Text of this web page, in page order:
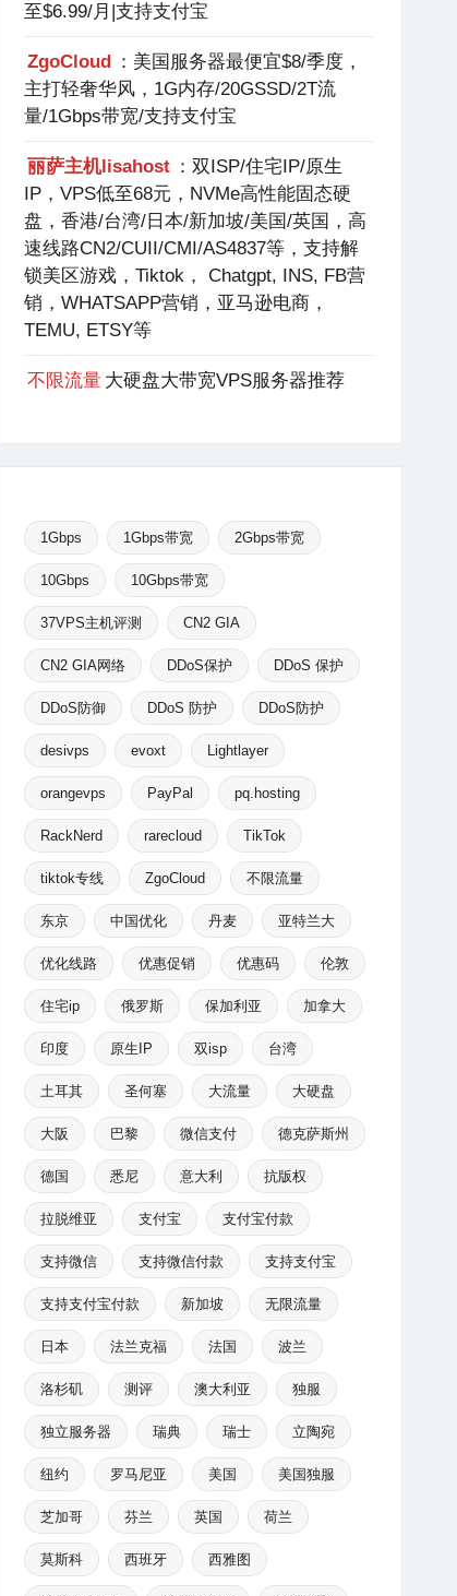
至$6.99/月|支持支付宝
ZgoCloud ：美国服务器最便宜$8/季度，
主打轻奢华风，1G内存/20GSSD/2T流
量/1Gbps带宽/支持支付宝
丽萨主机lisahost ：双ISP/住宅IP/原生
IP，VPS低至68元，NVMe高性能固态硬
盘，香港/台湾/日本/新加坡/美国/英国，高
速线路CN2/CUII/CMI/AS4837等，支持解
锁美区游戏，Tiktok， Chatgpt, INS, FB营
销，WHATSAPP营销，亚马逊电商，
TEMU, ETSY等
不限流量 大硬盘大带宽VPS服务器推荐
1Gbps 1Gbps带宽 2Gbps带宽
10Gbps 10Gbps带宽
37VPS主机评测 CN2 GIA
CN2 GIA网络 DDoS保护 DDoS 保护
DDoS防御 DDoS 防护 DDoS防护
desivps evoxt Lightlayer
orangevps PayPal pq.hosting
RackNerd rarecloud TikTok
tiktok专线 ZgoCloud 不限流量
东京 中国优化 丹麦 亚特兰大
优化线路 优惠促销 优惠码 伦敦
住宅ip 俄罗斯 保加利亚 加拿大
印度 原生IP 双isp 台湾
土耳其 圣何塞 大流量 大硬盘
大阪 巴黎 微信支付 德克萨斯州
德国 悉尼 意大利 抗版权
拉脱维亚 支付宝 支付宝付款
支持微信 支持微信付款 支持支付宝
支持支付宝付款 新加坡 无限流量
日本 法兰克福 法国 波兰
洛杉矶 测评 澳大利亚 独服
独立服务器 瑞典 瑞士 立陶宛
纽约 罗马尼亚 美国 美国独服
芝加哥 芬兰 英国 荷兰
莫斯科 西班牙 西雅图